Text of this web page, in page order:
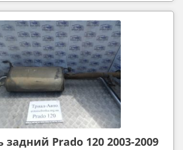
Prado 120 2003-2009